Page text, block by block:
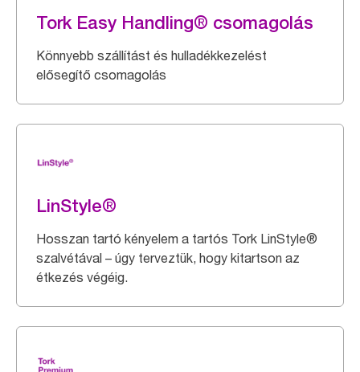
Tork Easy Handling® csomagolás
Könnyebb szállítást és hulladékkezelést
elősegítő csomagolás
LinStyle®
Hosszan tartó kényelem a tartós Tork LinStyle®
szalvétával – úgy terveztük, hogy kitartson az
étkezés végéig.